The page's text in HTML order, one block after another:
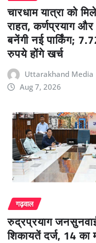
चारधाम यात्रा को
राहत, कर्णप्रयाग
बनेंगी नई पार्किंग;
रुपये होंगे खर्च
Uttarakhand Media
Aug 7, 2026
गढ़वाल
रुद्रप्रयाग
शिकायतें दर्ज, 14 का